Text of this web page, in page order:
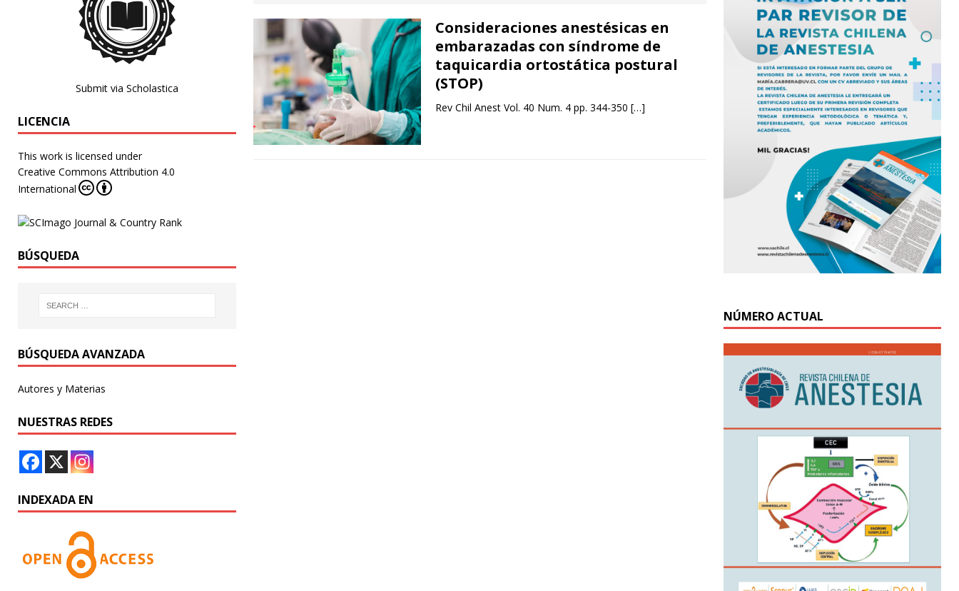
Consideraciones anestésicas en
embarazadas con síndrome de
taquicardia ortostática postural
(STOP)
Rev Chil Anest Vol. 40 Num. 4 pp. 344-350 […]
Submit via Scholastica
LICENCIA
This work is licensed under
Creative Commons Attribution 4.0
International
BÚSQUEDA
BÚSQUEDA AVANZADA
Autores y Materias
NUESTRAS REDES
INDEXADA EN
NÚMERO ACTUAL